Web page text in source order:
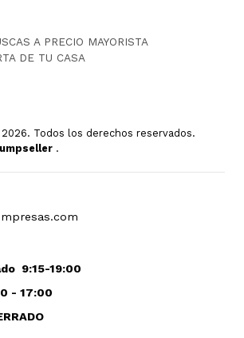
A PRECIO MAYORISTA
DE TU CASA
2026. Todos los derechos reservados.
.
9:15-19:00
- 17:00